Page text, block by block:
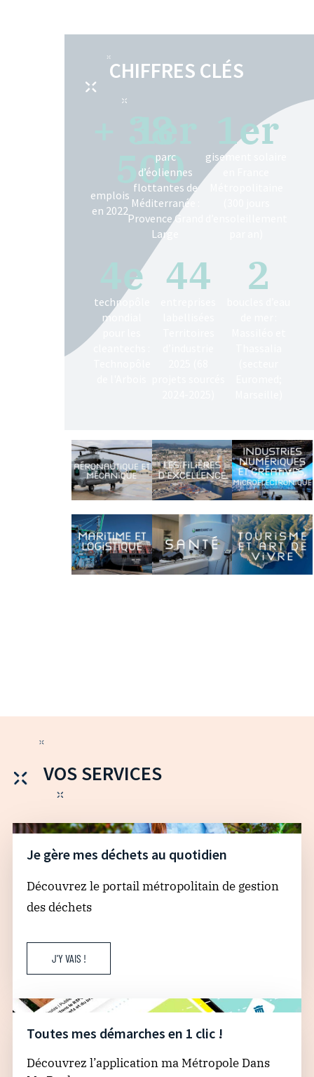
CHIFFRES CLÉS
emplois
en 2022
500
parc
d’éoliennes
flottantes de
Méditerranée :
Provence Grand
Large
gisement solaire
1er
technopôle
mondial
e 44 2
VOS SERVICES
Je gère mes déchets au quotidien
Découvrez le portail métropolitain de gestion
des déchets
J'Y VAIS !
Toutes mes démarches en 1 clic !
Découvrez l’application ma Métropole Dans